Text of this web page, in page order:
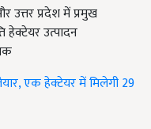
उत्तर प्रदेश में प्रमुख
हेक्टेयर उत्पादन
एक हेक्टेयर में मिलेगी 29